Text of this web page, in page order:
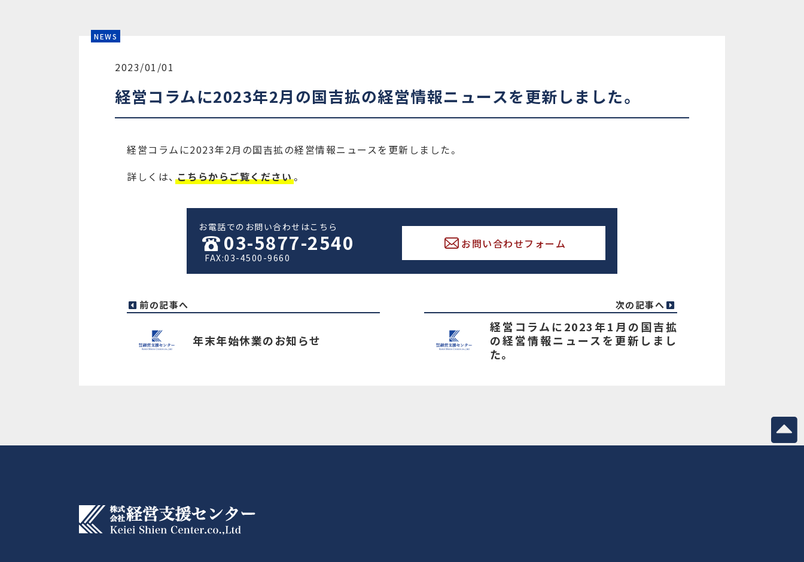
NEWS
2023/01/01
経営コラムに2023年2月の国吉拡の経営情報ニュースを更新しました。
経営コラムに2023年2月の国吉拡の経営情報ニュースを更新しました。
詳しくは、 こちらからご覧ください。
お電話でのお問い合わせはこちら
03-5877-2540
FAX:03-4500-9660
お問い合わせフォーム
前の記事へ
年末年始休業のお知らせ
次の記事へ
経営コラムに2023年1月の国吉拡
の経営情報ニュースを更新しまし
た。